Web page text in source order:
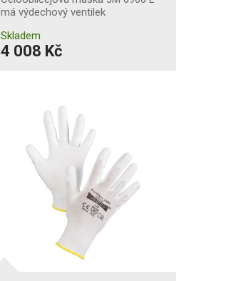
má výdechový ventilek
Skladem
4 008 Kč